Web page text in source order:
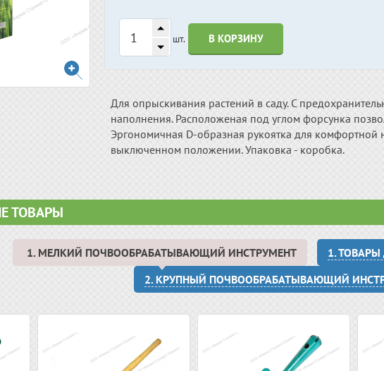
шт. В КОРЗИНУ
Для опрыскивания растений в саду. С
наполнения. Расположеная под углом форсунка
Эргономичная D-образная рукоятка для
выключенном положении. Упаковка - коробка.
ТОВАРЫ
1. МЕЛКИЙ ПОЧВООБРАБАТЫВАЮЩИЙ ИНСТРУМЕНТ
1.
2. КРУПНЫЙ ПОЧВООБРАБАТЫВАЮЩИЙ